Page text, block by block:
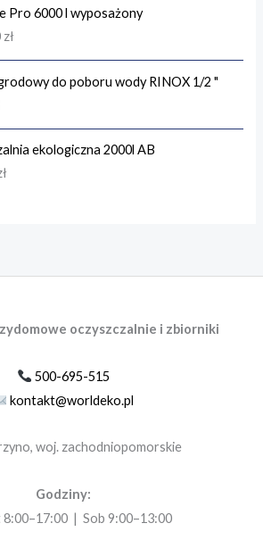
Pro 6000 l wyposażony
zł
do poboru wody RINOX 1/2 "
ekologiczna 2000l AB
oczyszczalnie i zbiorniki
500-695-515
kontakt@worldeko.pl
woj. zachodniopomorskie
Godziny:
| Sob 9:00–13:00